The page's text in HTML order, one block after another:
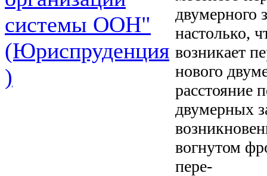
системы ООН"
(Юриспруденция
)
двумерного
настолько,
возникает
нового
расстояние
двумерных
вогнутом
пере-